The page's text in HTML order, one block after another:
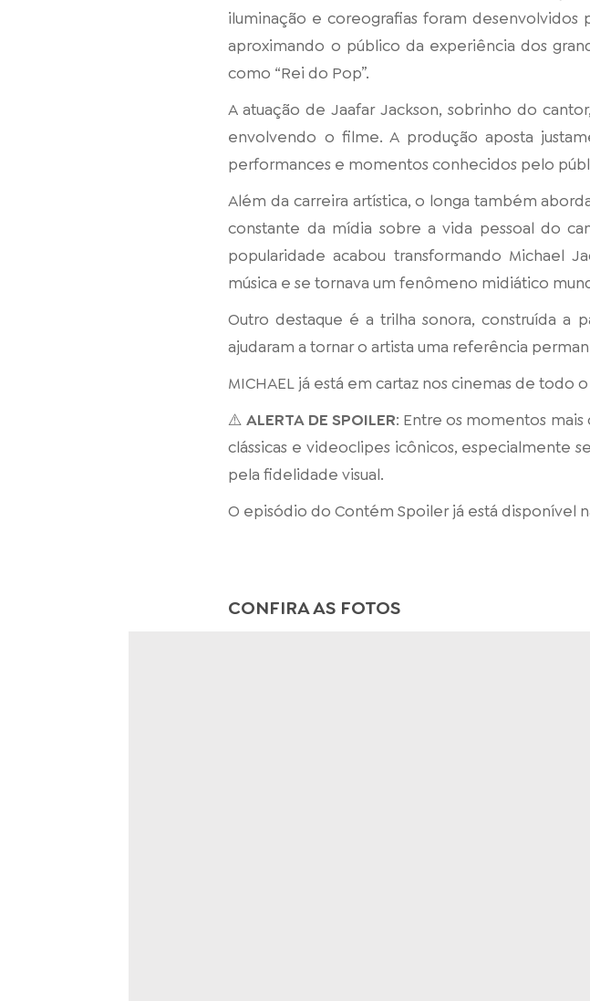
iluminação e coreografias foram desenvolvidos
aproximando o público da experiência dos
como “Rei do Pop”.
A atuação de Jaafar Jackson, sobrinho do
envolvendo o filme. A produção aposta
performances e momentos conhecidos pelo
Além da carreira artística, o longa também
constante da mídia sobre a vida pessoal do
popularidade acabou transformando Michael
música e se tornava um fenômeno midiático
Outro destaque é a trilha sonora, construída a
ajudaram a tornar o artista uma referência
MICHAEL já está em cartaz nos cinemas de todo o
⚠️ALERTA DE SPOILER: Entre os momentos
clássicas e videoclipes icônicos, especialmente
pela fidelidade visual.
O episódio do Contém Spoiler já está disponível
CONFIRA AS FOTOS